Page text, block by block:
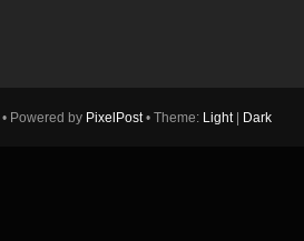
• Powered by PixelPost• Theme: Light| Dark